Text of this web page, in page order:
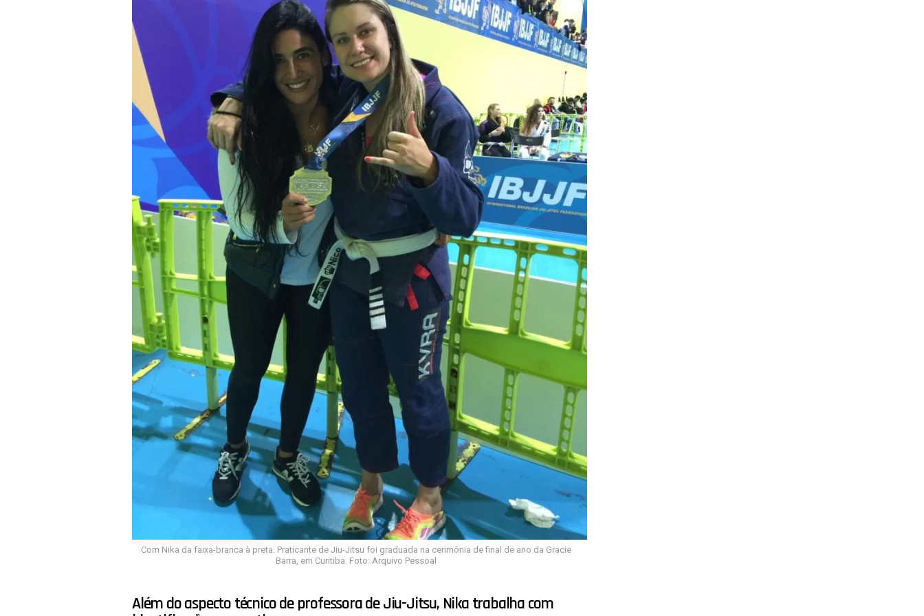
Com Nika da faixa-branca à preta. Praticante de Jiu-Jitsu foi graduada na cerimônia de final de ano da Gracie
Barra, em Curitiba. Foto: Arquivo Pessoal
Além do aspecto técnico de professora de Jiu-Jitsu, Nika trabalha com